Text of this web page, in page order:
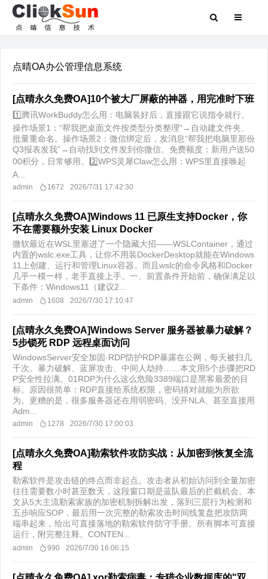
点晴OA办公管理信息系统
[点晴永久免费OA]10个被大厂屏蔽的神器，用完准时下班
1️⃣腾讯WorkBuddy怎么用：电脑装好后，直接跟它说指令就行。
操作场景1：“帮我把桌面文件按类型分类整理”→自动建文件夹、
批量重命名。操作场景2：微信绑定后，发消息“帮我把电脑里那份
Q3报表发我”→自动找到文件发到你微信。免费额度：新用户送50
00积分，日常够用。2️⃣WPS灵犀Claw怎么用：WPS里直接唤起
A...
admin 1672 2026/7/31 17:42:30
[点晴永久免费OA]Windows 11 已原生支持Docker，你
不在需要额外安装 Linux Docker
微软最近在WSL里塞进了一个隐藏大招——WSLContainer，通过
内置的wslc.exe工具，让你不用装DockerDesktop就能在Windows
11上创建、运行和管理Linux容器。而且wslc的命令风格和Docker
几乎一模一样，老手直接上手。一、前置条件开始前，确保满足以
下条件：Windows11（建议2...
admin 1608 2026/7/30 17:10:47
[点晴永久免费OA]Windows Server 服务器被暴力破解？
5步锁死 RDP 远程桌面访问
WindowsServer安全加固·RDP防护RDP暴露在公网，每天被扫几
千次。暴力破解、蓝屏攻击、中间人劫持……本文用5个步骤把RD
P安全性拉满。01RDP为什么这么危险3389端口是黑客最爱的目
标。原因很简单：RDP直接给系统权限，密码猜对就能为所欲
为。更糟的是，很多服务器还在用弱密码、没开NLA、甚至直接用
Adm...
admin 1278 2026/7/30 17:00:03
[点晴永久免费OA]勒索软件攻防实战：从加密到恢复全流
程
勒索软件是攻击链的终点而非起点。攻击者从初始访问到全量加密
往往需要数小时甚至数天，这段窗口期是蓝队最后的拦截机会。本
文从5大主流勒索家族的加密机制拆解出发，落到三层行为检测和
五步响应SOP，最后用一次完整的勒索攻击时间线复盘把攻防两
端串起来，给出可直接落地的勒索软件防守手册。所有脚本可直接
运行，附完整注释。CONTEN...
admin 990 2026/7/30 16:06:15